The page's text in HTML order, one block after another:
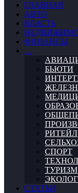
ГЛАВНАЯ
АВТО
ВЛАСТЬ
ФИНАНСЫ
…
БЬЮТИ
РИТЕЙЛ
СПОРТ
ТУРИЗМ
СТАТЬИ